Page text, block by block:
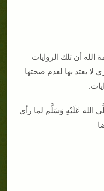
الله أن تلك الروايات
لا يعتد بها لعدم صحتها
الله عَلَيْهِ وَسَلَّم لما رأى